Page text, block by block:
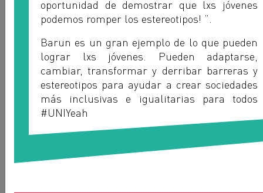
Elisabeth Neh Zama
SYNATCOS - CAMERÚN
oportunidad de demostrar que lxs jóvenes
podemos romper los estereotipos! ”.
Barun es un gran ejemplo de lo que pueden
lograr lxs jóvenes. Pueden adaptarse,
cambiar, transformar y derribar barreras y
estereotipos para ayudar a crear sociedades
más inclusivas e igualitarias para todos
#UNIYeah